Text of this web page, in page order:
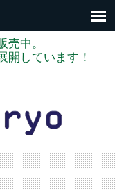
売中。
開しています！